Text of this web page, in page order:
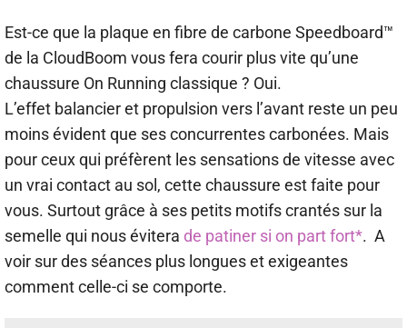
Est-ce que la plaque en fibre de carbone Speedboard™
de la CloudBoom vous fera courir plus vite qu’une
chaussure On Running classique ? Oui.
L’effet balancier et propulsion vers l’avant reste un peu
moins évident que ses concurrentes carbonées. Mais
pour ceux qui préfèrent les sensations de vitesse avec
un vrai contact au sol, cette chaussure est faite pour
vous. Surtout grâce à ses petits motifs crantés sur la
semelle qui nous évitera de patiner si on part fort*. A
voir sur des séances plus longues et exigeantes
comment celle-ci se comporte.